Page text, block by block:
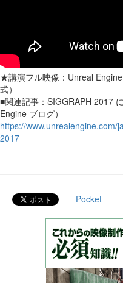
★講演フル映像：Unreal
式）
■関連記事：SIGGRAPH 2017
Engine ブログ）
https://
2017
Pocket